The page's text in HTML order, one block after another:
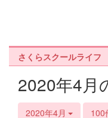
s
さくらスクールライフ
2020年4月
2020年4月 100